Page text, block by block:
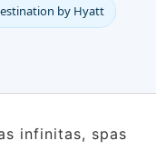
by Hyatt
infinitas, spas